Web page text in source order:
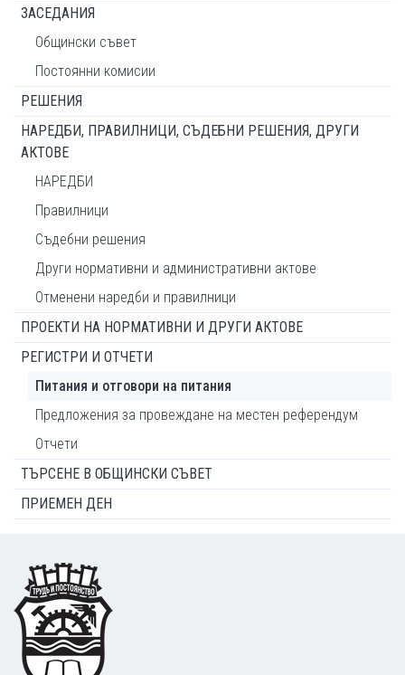
ЗАСЕДАНИЯ
Общински съвет
Постоянни комисии
РЕШЕНИЯ
НАРЕДБИ, ПРАВИЛНИЦИ, СЪДЕБНИ РЕШЕНИЯ, ДРУГИ
АКТОВЕ
НАРЕДБИ
Правилници
Съдебни решения
Други нормативни и административни актове
Отменени наредби и правилници
ПРОЕКТИ НА НОРМАТИВНИ И ДРУГИ АКТОВЕ
РЕГИСТРИ И ОТЧЕТИ
Питания и отговори на питания
Предложения за провеждане на местен референдум
Отчети
ТЪРСЕНЕ В ОБЩИНСКИ СЪВЕТ
ПРИЕМЕН ДЕН
Footer